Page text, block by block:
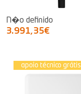
N�o definido
3.991,35€
apoio técnico grátis